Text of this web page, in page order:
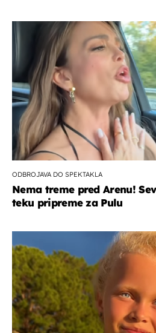
ODBROJAVA DO SPEKTAKLA
Nema treme pred Arenu!
teku pripreme za Pulu